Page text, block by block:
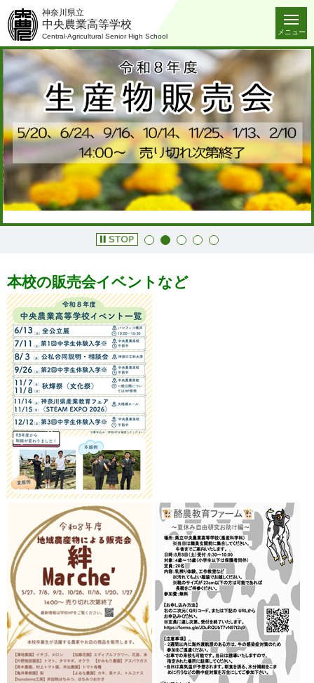
神奈川県立
中央農業高等学校
Central-Agricultural Senior High School
メニュー
本校の販売会イベントなど